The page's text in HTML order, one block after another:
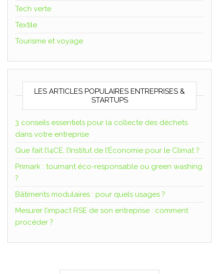
Tech verte
Textile
Tourisme et voyage
LES ARTICLES POPULAIRES ENTREPRISES &
STARTUPS
3 conseils essentiels pour la collecte des déchets
dans votre entreprise
Que fait l’I4CE, l’Institut de l’Économie pour le Climat ?
Primark : tournant éco-responsable ou green washing
?
Bâtiments modulaires : pour quels usages ?
Mesurer l’impact RSE de son entreprise : comment
procéder ?